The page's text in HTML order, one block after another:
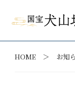
HOME お知